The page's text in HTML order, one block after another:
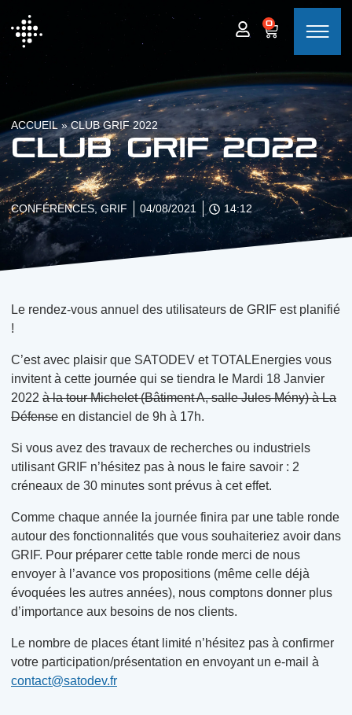
0
ACCUEIL»CLUB GRIF 2022
Club GRIF 2022
CONFÉRENCES, GRIF 04/08/2021 14:12
Le rendez-vous annuel des utilisateurs de GRIF est planifié
!
C’est avec plaisir que SATODEV et TOTALEnergies vous
invitent à cette journée qui se tiendra le Mardi 18 Janvier
2022 à la tour Michelet (Bâtiment A, salle Jules Mény) à La
Défense en distanciel de 9h à 17h.
Si vous avez des travaux de recherches ou industriels
utilisant GRIF n’hésitez pas à nous le faire savoir : 2
créneaux de 30 minutes sont prévus à cet effet.
Comme chaque année la journée finira par une table ronde
autour des fonctionnalités que vous souhaiteriez avoir dans
GRIF. Pour préparer cette table ronde merci de nous
envoyer à l’avance vos propositions (même celle déjà
évoquées les autres années), nous comptons donner plus
d’importance aux besoins de nos clients.
Le nombre de places étant limité n’hésitez pas à confirmer
votre participation/présentation en envoyant un e-mail à
contact@satodev.fr